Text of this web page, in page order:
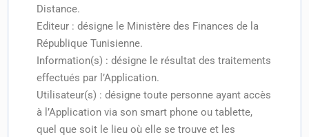
Distance.
Editeur : désigne le Ministère des Finances de la
République Tunisienne.
Information(s) : désigne le résultat des traitements
effectués par l’Application.
Utilisateur(s) : désigne toute personne ayant accès
à l’Application via son smart phone ou tablette,
quel que soit le lieu où elle se trouve et les